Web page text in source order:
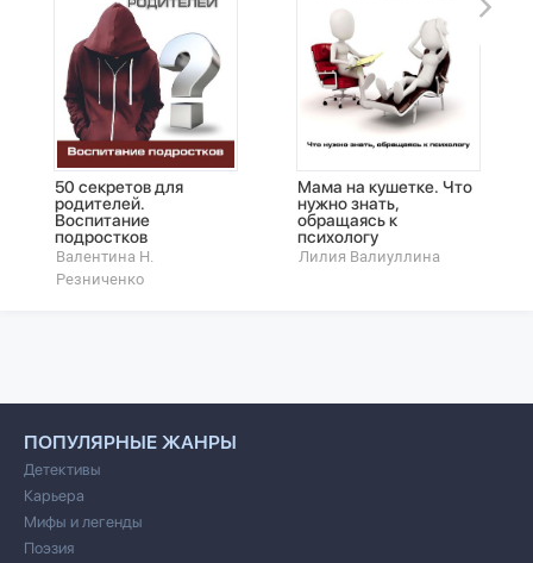
50 секретов для
родителей.
Воспитание
подростков
Валентина Н.
Резниченко
Мама на кушетке. Что
нужно знать,
обращаясь к
психологу
Лилия Валиуллина
ПОПУЛЯРНЫЕ ЖАНРЫ
Детективы
Карьера
Мифы и легенды
Поэзия